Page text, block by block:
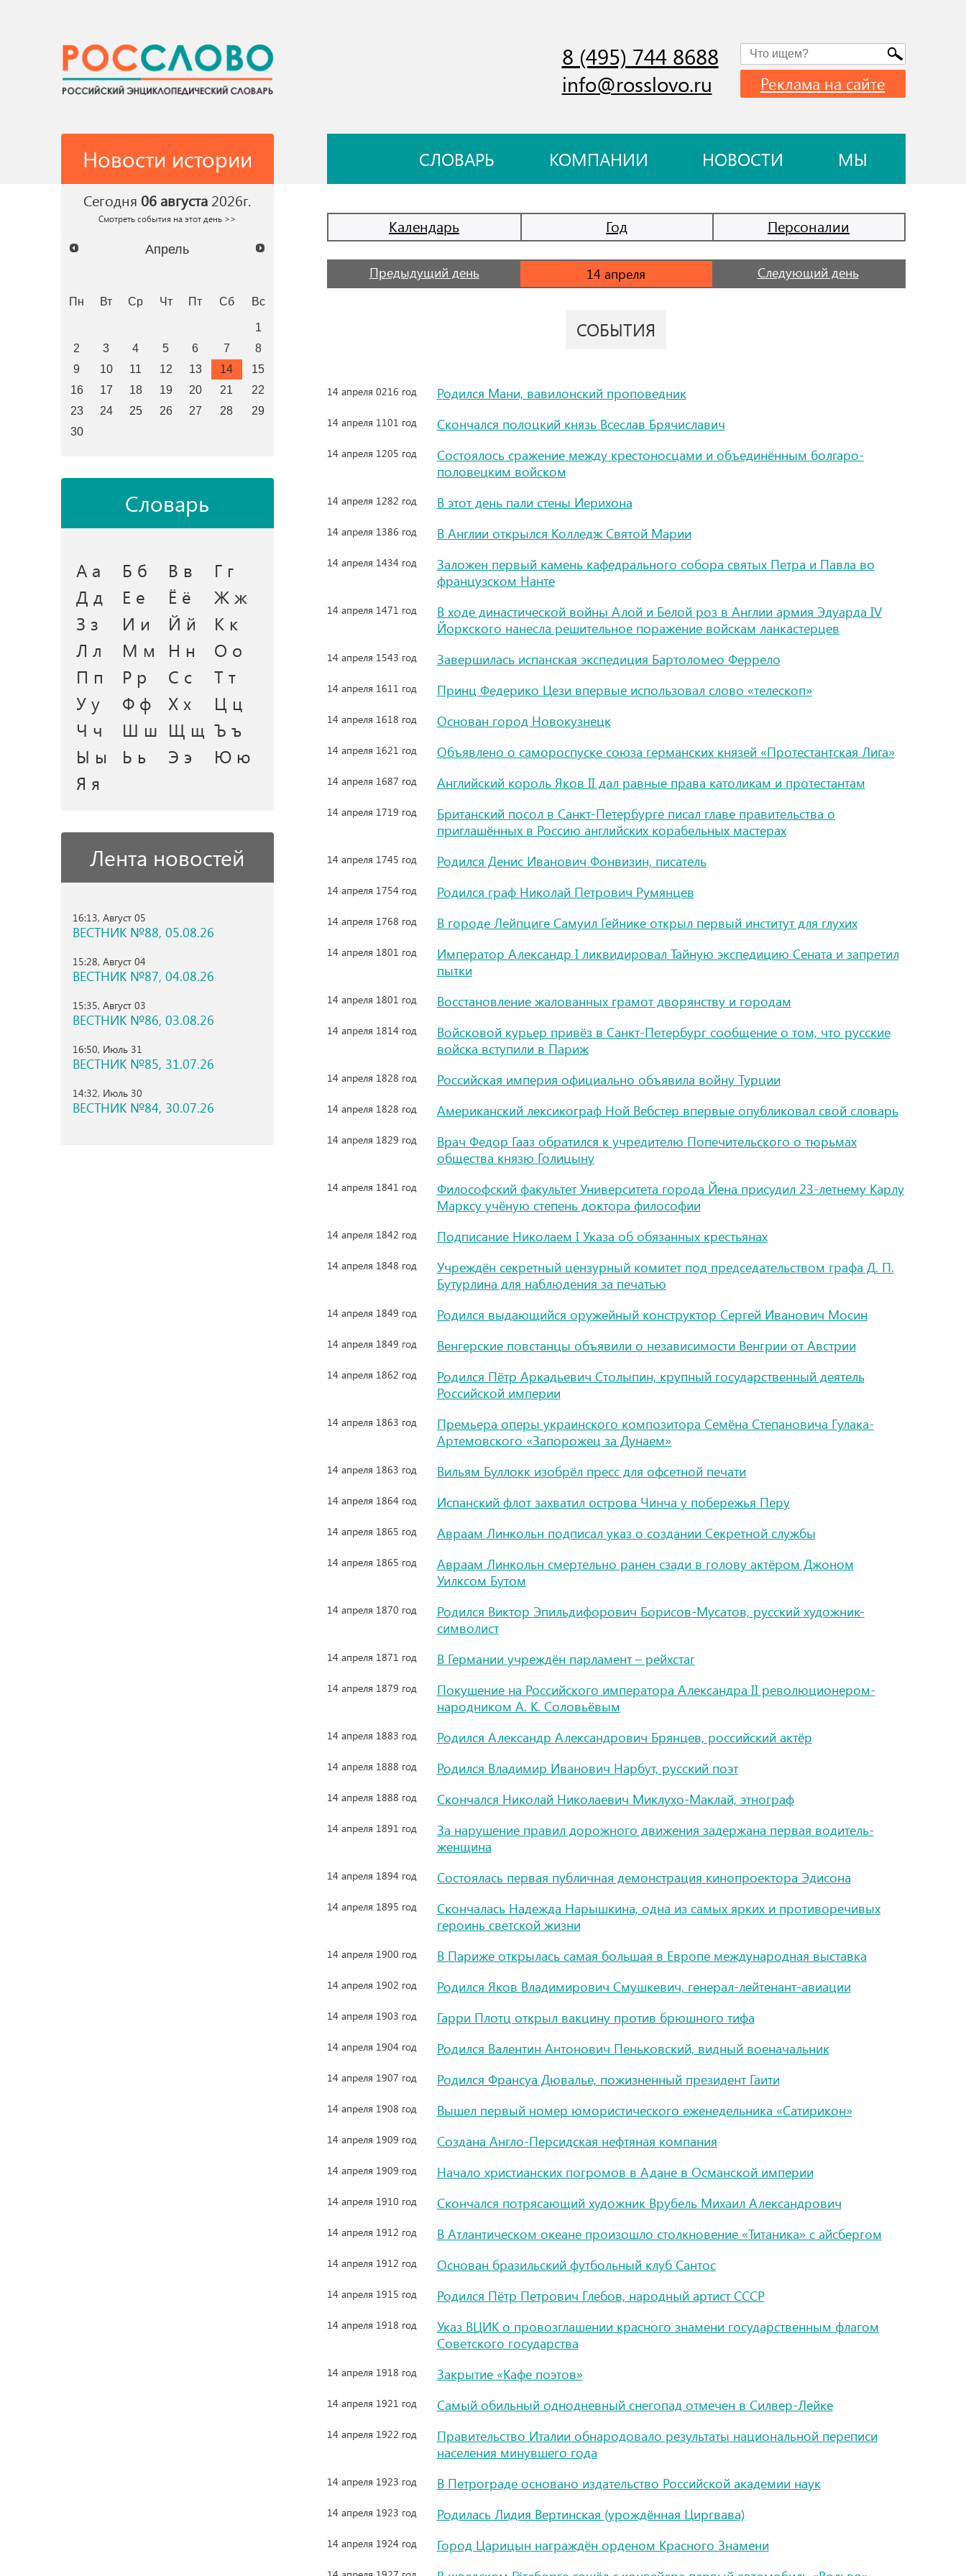
8 (495) 744 8688
info@rosslovo.ru Реклама на сайте
Новости истории СЛОВАРЬ КОМПАНИИ НОВОСТИ МЫ
Сегодня 06 августа 2026г.
Смотреть события на этот день >>
Апрель
Пн Вт Ср Чт Пт Сб Вс
1
2
3 4 5 6 7
8
9
10 11 12 13 14
15
16
17 18 19 20 21
22
23
24 25 26 27 28
29
30
Словарь
А а Б б В в
Г г
Д д
Е е Ё ё
Ж ж
З з
И и Й й
К к
Л л
М м Н н
О о
П п
Р р С с
Т т
У у
Ф ф Х х
Ц ц
Ч ч
Ш ш Щ щ Ъ ъ
Ы ы
Ь ь Э э
Ю ю
Я я
Лента новостей
16:13, Август 05
ВЕСТНИК №88, 05.08.26
15:28, Август 04
ВЕСТНИК №87, 04.08.26
15:35, Август 03
ВЕСТНИК №86, 03.08.26
16:50, Июль 31
ВЕСТНИК №85, 31.07.26
14:32, Июль 30
ВЕСТНИК №84, 30.07.26
Календарь Год Персоналии
Предыдущий день Следующий день
СОБЫТИЯ
14 апреля 0216 год Родился Мани, вавилонский проповедник
14 апреля 1101 год Скончался полоцкий князь Всеслав Брячиславич
14 апреля 1205 год
Состоялось сражение между крестоносцами и объединённым болгаро-
половецким войском
14 апреля 1282 год В этот день пали стены Иерихона
14 апреля 1386 год В Англии открылся Колледж Святой Марии
14 апреля 1434 год
Заложен первый камень кафедрального собора святых Петра и Павла во
французском Нанте
14 апреля 1471 год
В ходе династической войны Алой и Белой роз в Англии армия Эдуарда IV
Йоркского нанесла решительное поражение войскам ланкастерцев
14 апреля 1543 год Завершилась испанская экспедиция Бартоломео Феррело
14 апреля 1611 год Принц Федерико Цези впервые использовал слово «телескоп»
14 апреля 1618 год Основан город Новокузнецк
14 апреля 1621 год Объявлено о самороспуске союза германских князей «Протестантская Лига»
14 апреля 1687 год Английский король Яков II дал равные права католикам и протестантам
14 апреля 1719 год
Британский посол в Санкт-Петербурге писал главе правительства о
приглашённых в Россию английских корабельных мастерах
14 апреля 1745 год Родился Денис Иванович Фонвизин, писатель
14 апреля 1754 год Родился граф Николай Петрович Румянцев
14 апреля 1768 год В городе Лейпциге Самуил Гейнике открыл первый институт для глухих
14 апреля 1801 год
Император Александр I ликвидировал Тайную экспедицию Сената и запретил
пытки
14 апреля 1801 год Восстановление жалованных грамот дворянству и городам
14 апреля 1814 год
Войсковой курьер привёз в Санкт-Петербург сообщение о том, что русские
войска вступили в Париж
14 апреля 1828 год Российская империя официально объявила войну Турции
14 апреля 1828 год Американский лексикограф Ной Вебстер впервые опубликовал свой словарь
14 апреля 1829 год
Врач Федор Гааз обратился к учредителю Попечительского о тюрьмах
общества князю Голицыну
14 апреля 1841 год
Философский факультет Университета города Йена присудил 23-летнему Карлу
Марксу учёную степень доктора философии
14 апреля 1842 год Подписание Николаем I Указа об обязанных крестьянах
14 апреля 1848 год
Учреждён секретный цензурный комитет под председательством графа Д. П.
Бутурлина для наблюдения за печатью
14 апреля 1849 год Родился выдающийся оружейный конструктор Сергей Иванович Мосин
14 апреля 1849 год Венгерские повстанцы объявили о независимости Венгрии от Австрии
14 апреля 1862 год
Родился Пётр Аркадьевич Столыпин, крупный государственный деятель
Российской империи
14 апреля 1863 год
Премьера оперы украинского композитора Семёна Степановича Гулака-
Артемовского «Запорожец за Дунаем»
14 апреля 1863 год Вильям Буллокк изобрёл пресс для офсетной печати
14 апреля 1864 год Испанский флот захватил острова Чинча у побережья Перу
14 апреля 1865 год Авраам Линкольн подписал указ о создании Секретной службы
14 апреля 1865 год
Авраам Линкольн смертельно ранен сзади в голову актёром Джоном
Уилксом Бутом
14 апреля 1870 год
Родился Виктор Эпильдифорович Борисов-Мусатов, русский художник-
символист
14 апреля 1871 год В Германии учреждён парламент – рейхстаг
14 апреля 1879 год
Покушение на Российского императора Александра II революционером-
народником А. К. Соловьёвым
14 апреля 1883 год Родился Александр Александрович Брянцев, российский актёр
14 апреля 1888 год Родился Владимир Иванович Нарбут, русский поэт
14 апреля 1888 год Скончался Николай Николаевич Миклухо-Маклай, этнограф
14 апреля 1891 год
За нарушение правил дорожного движения задержана первая водитель-
женщина
14 апреля 1894 год Состоялась первая публичная демонстрация кинопроектора Эдисона
14 апреля 1895 год
Скончалась Надежда Нарышкина, одна из самых ярких и противоречивых
героинь светской жизни
14 апреля 1900 год В Париже открылась самая большая в Европе международная выставка
14 апреля 1902 год Родился Яков Владимирович Смушкевич, генерал-лейтенант-авиации
14 апреля 1903 год Гарри Плотц открыл вакцину против брюшного тифа
14 апреля 1904 год Родился Валентин Антонович Пеньковский, видный военачальник
14 апреля 1907 год Родился Франсуа Дювалье, пожизненный президент Гаити
14 апреля 1908 год Вышел первый номер юмористического еженедельника «Сатирикон»
14 апреля 1909 год Создана Англо-Персидская нефтяная компания
14 апреля 1909 год Начало христианских погромов в Адане в Османской империи
14 апреля 1910 год Скончался потрясающий художник Врубель Михаил Александрович
14 апреля 1912 год В Атлантическом океане произошло столкновение «Титаника» с айсбергом
14 апреля 1912 год Основан бразильский футбольный клуб Сантос
14 апреля 1915 год Родился Пётр Петрович Глебов, народный артист СССР
14 апреля 1918 год
Указ ВЦИК о провозглашении красного знамени государственным флагом
Советского государства
14 апреля 1918 год Закрытие «Кафе поэтов»
14 апреля 1921 год Самый обильный однодневный снегопад отмечен в Силвер-Лейке
14 апреля 1922 год
Правительство Италии обнародовало результаты национальной переписи
населения минувшего года
14 апреля 1923 год В Петрограде основано издательство Российской академии наук
14 апреля 1923 год Родилась Лидия Вертинская (урождённая Циргвава)
14 апреля 1924 год Город Царицын награждён орденом Красного Знамени